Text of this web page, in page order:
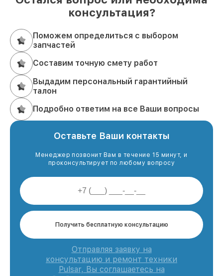
консультация?
Поможем определиться с выбором
запчастей
Составим точную смету работ
Выдадим персональный гарантийный
талон
Подробно ответим на все Ваши вопросы
Оставьте Ваши контакты
Менеджер позвонит Вам в течение 15 минут, и
проконсультирует по любому вопросу
Получить бесплатную консультацию
Отправляя заявку на
консультацию и ремонт техники
Pulsar, Вы соглашаетесь на